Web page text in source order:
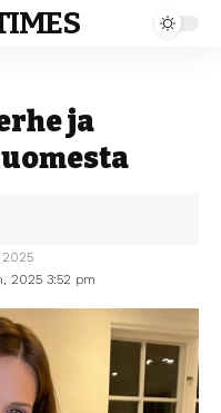
ja
2025 3:52 pm